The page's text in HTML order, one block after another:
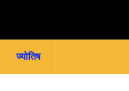
ज्योतिष